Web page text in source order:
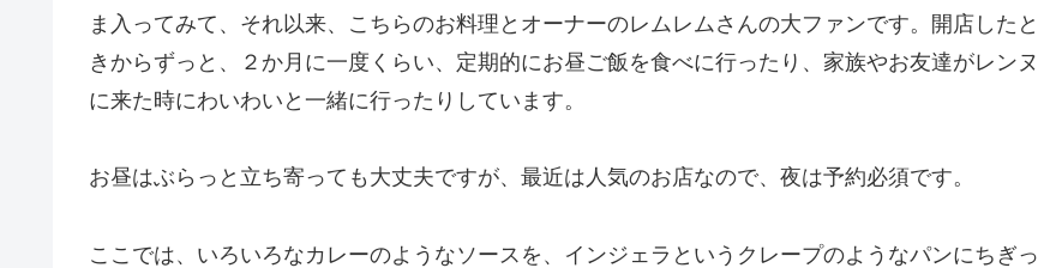
ま入ってみて、それ以来、こちらのお料理とオーナーのレムレムさんの大ファンです。開店したと
きからずっと、２か月に一度くらい、定期的にお昼ご飯を食べに行ったり、家族やお友達がレンヌ
に来た時にわいわいと一緒に行ったりしています。
お昼はぶらっと立ち寄っても大丈夫ですが、最近は人気のお店なので、夜は予約必須です。
ここでは、いろいろなカレーのようなソースを、インジェラというクレープのようなパンにちぎっ